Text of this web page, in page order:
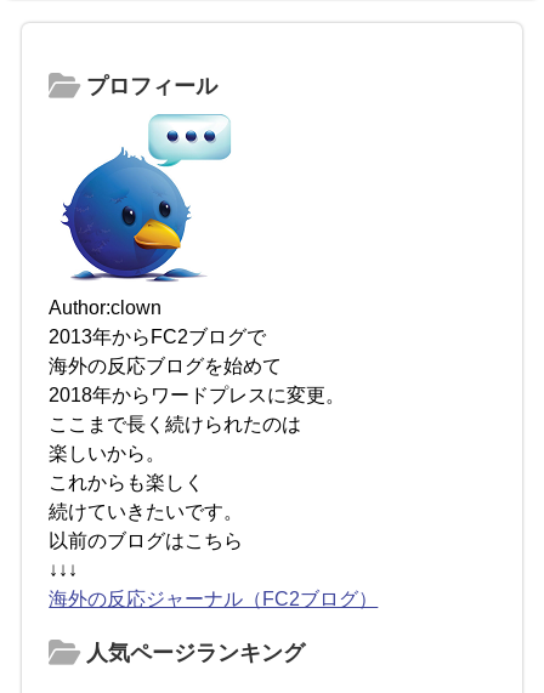
プロフィール
Author:clown
2013年からFC2ブログで
海外の反応ブログを始めて
2018年からワードプレスに変更。
ここまで長く続けられたのは
楽しいから。
これからも楽しく
続けていきたいです。
以前のブログはこちら
↓↓↓
海外の反応ジャーナル（FC2ブログ）
人気ページランキング